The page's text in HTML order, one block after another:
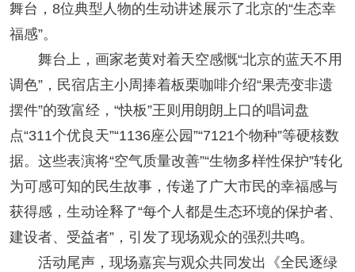
舞台，8位典型人物的生动讲述展示了北京的“生态幸
福感”。
舞台上，画家老黄对着天空感慨“北京的蓝天不用
调色”，民宿店主小周捧着板栗咖啡介绍“果壳变非遗
摆件”的致富经，“快板”王则用朗朗上口的唱词盘
点“311个优良天”“1136座公园”“7121个物种”等硬核数
据。这些表演将“空气质量改善”“生物多样性保护”转化
为可感可知的民生故事，传递了广大市民的幸福感与
获得感，生动诠释了“每个人都是生态环境的保护者、
建设者、受益者”，引发了现场观众的强烈共鸣。
活动尾声，现场嘉宾与观众共同发出《全民逐绿